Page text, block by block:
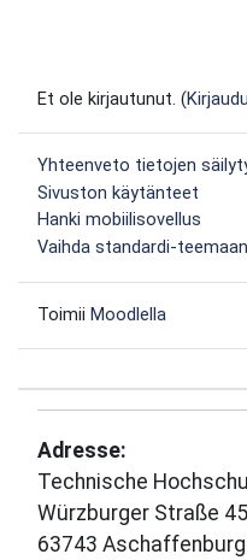
Et ole kirjautunut. (Kirjaudu
Yhteenveto tietojen
Sivuston käytänteet
Hanki mobiilisovellus
Vaihda standardi-teemaan
Toimii Moodlella
Adresse:
Technische
Würzburger Straße 45
63743 Aschaffenburg